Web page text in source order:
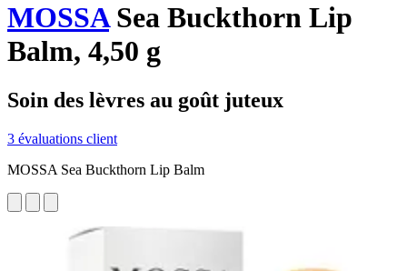
MOSSASea Buckthorn Lip
Balm, 4,50 g
Soin des lèvres au goût juteux
3 évaluations client
MOSSA Sea Buckthorn Lip Balm